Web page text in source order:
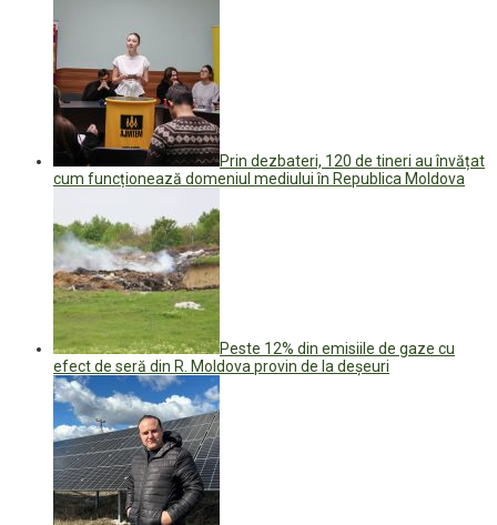
Prin dezbateri, 120 de tineri au învățat
cum funcționează domeniul mediului în Republica Moldova
Peste 12% din emisiile de gaze cu
efect de seră din R. Moldova provin de la deșeuri